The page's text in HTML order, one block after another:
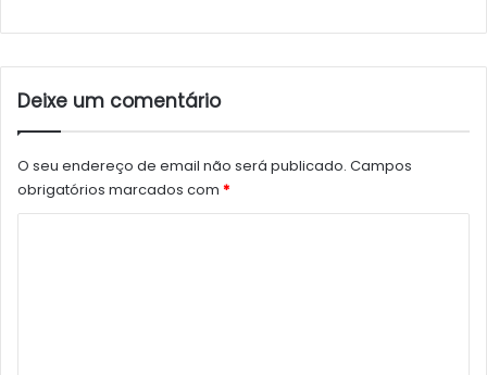
Deixe um comentário
O seu endereço de email não será publicado. Campos
obrigatórios marcados com *